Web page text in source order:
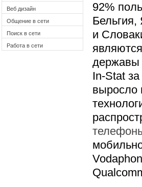
92%
и
державы
In-Stat
выросло
Веб дизайн
Общение в сети
Поиск в сети
Работа в сети